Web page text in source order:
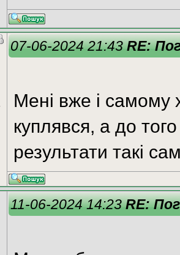
07-06-2024 21:43RE:
Мені вже і самому
куплявся, а до
результати такі
11-06-2024 14:23RE: